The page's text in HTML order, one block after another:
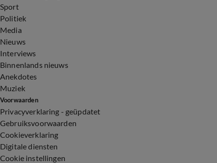
Sport
Politiek
Media
Nieuws
Interviews
Binnenlands nieuws
Anekdotes
Muziek
Voorwaarden
Privacyverklaring - geüpdatet
Gebruiksvoorwaarden
Cookieverklaring
Digitale diensten
Cookie instellingen